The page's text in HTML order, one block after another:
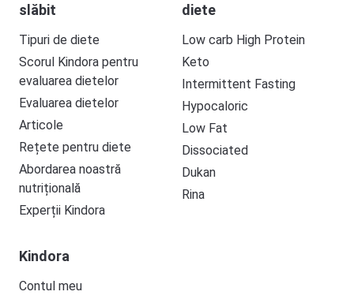
slăbit
Tipuri de diete
Scorul Kindora pentru
evaluarea dietelor
Evaluarea dietelor
Articole
Rețete pentru diete
Abordarea noastră
nutrițională
Experții Kindora
diete
Low carb High Protein
Keto
Intermittent Fasting
Hypocaloric
Low Fat
Dissociated
Dukan
Rina
Kindora
Contul meu